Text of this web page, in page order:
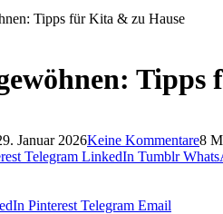
Tipps für Kita & zu Hause
Januar 2026Keine Kommentare8
Telegram LinkedIn Tumblr
Pinterest Telegram Email